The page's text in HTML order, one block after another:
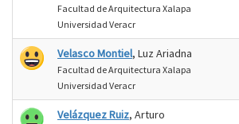
Facultad de Arquitectura Xalapa
Universidad Veracr
Velasco Montiel, Luz Ariadna
Facultad de Arquitectura Xalapa
Universidad Veracr
Velázquez Ruiz, Arturo